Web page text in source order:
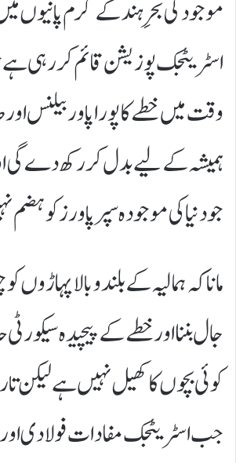
موجودگی بحرِ ہند کے گرم پانیوں
اسٹریٹجک پوزیشن قائم کر رہی
وقت میں خطے کا پورا پاور بیلنس
ہمیشہ کے لیے بدل کر رکھ دے گی
جو دنیا کی موجودہ سپر پاورز کو ہضم
​مانا کہ ہمالیہ کے بلند و بالا پہاڑوں
جال بننا اور خطے کے پیچیدہ
کوئی بچوں کا کھیل نہیں ہے لیکن
جب اسٹریٹجک مفادات فولادی